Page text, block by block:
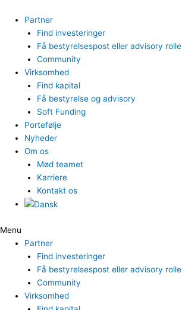
indholdet
Partner
Find investeringer
Få bestyrelsespost eller advisory rolle
Community
Virksomhed
Find kapital
Få bestyrelse og advisory
Soft Funding
Portefølje
Nyheder
Om os
Mød teamet
Karriere
Kontakt os
Menu
Partner
Find investeringer
Få bestyrelsespost eller advisory rolle
Community
Virksomhed